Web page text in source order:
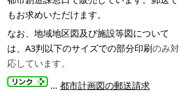
もお求めいただけます。
なお、地域地区図及び施設等図について
は、A3判以下のサイズでの部分印刷のみ対
応しています。
… 都市計画図の郵送請求